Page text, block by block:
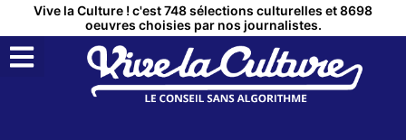
Vive la Culture ! c'est 748 sélections culturelles et 8698
oeuvres choisies par nos journalistes.